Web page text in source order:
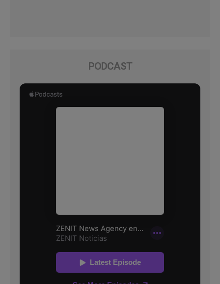
PODCAST